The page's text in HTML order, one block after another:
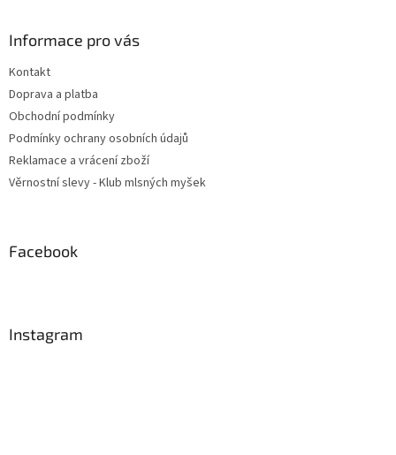
Informace pro vás
Kontakt
Doprava a platba
Obchodní podmínky
Podmínky ochrany osobních údajů
Reklamace a vrácení zboží
Věrnostní slevy - Klub mlsných myšek
Facebook
Instagram